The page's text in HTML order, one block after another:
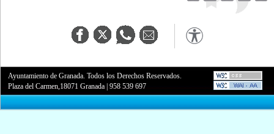
Ayuntamiento de Granada. Todos los Derechos Reservados.
Plaza del Carmen,18071 Granada |958 539 697